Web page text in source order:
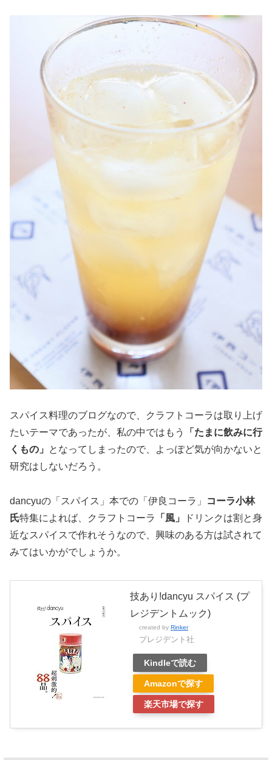
スパイス料理のブログなので、クラフトコーラは取り上げ
たいテーマであったが、私の中ではもう
「たまに飲みに行
くもの」
となってしまったので、よっぽど気が向かないと
研究はしないだろう。
dancyuの「スパイス」本での「伊良コーラ」
コーラ小林
氏特集によれば、クラフトコーラ 「風」
ドリンクは割と身
近なスパイスで作れそうなので、興味のある方は試されて
みてはいかがでしょうか。
技あり!dancyu スパイス (プ
レジデントムック)
created by Rinker
プレジデント社
Kindleで読む
Amazonで探す
楽天市場で探す